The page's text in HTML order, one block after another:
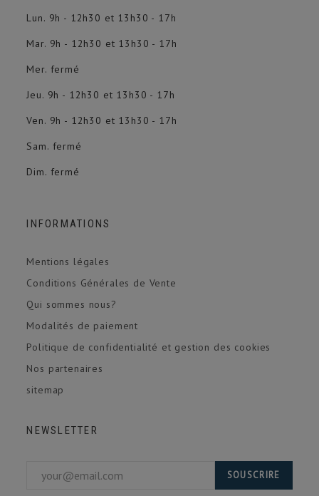
Lun. 9h - 12h30 et 13h30 - 17h
Mar. 9h - 12h30 et 13h30 - 17h
Mer. fermé
Jeu. 9h - 12h30 et 13h30 - 17h
Ven. 9h - 12h30 et 13h30 - 17h
Sam. fermé
Dim. fermé
INFORMATIONS
Mentions légales
Conditions Générales de Vente
Qui sommes nous?
Modalités de paiement
Politique de confidentialité et gestion des cookies
Nos partenaires
sitemap
NEWSLETTER
SOUSCRIRE